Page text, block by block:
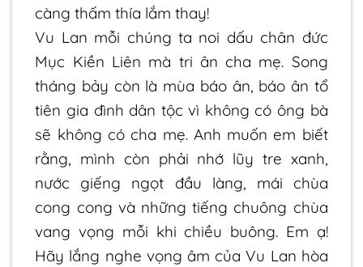
càng thấm thía lắm thay!
Vu Lan mỗi chúng ta noi dấu chân đức
Mục Kiền Liên mà tri ân cha mẹ. Song
tháng bảy còn là mùa báo ân, báo ân tổ
tiên gia đình dân tộc vì không có ông bà
sẽ không có cha mẹ. Anh muốn em biết
rằng, mình còn phải nhớ lũy tre xanh,
nước giếng ngọt đầu làng, mái chùa
cong cong và những tiếng chuông chùa
vang vọng mỗi khi chiều buông. Em ạ!
Hãy lắng nghe vọng âm của Vu Lan hòa